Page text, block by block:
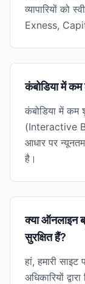
व्यापारियों
Exness,
कंबोडिया में
कंबोडिया में कम
(Interactive
आधार पर
है।
क्या ऑनलाइन
सुरक्षित हैं?
हां, हमारी साइट
अधिकारियों